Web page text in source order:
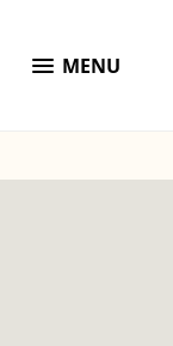
menu MENU